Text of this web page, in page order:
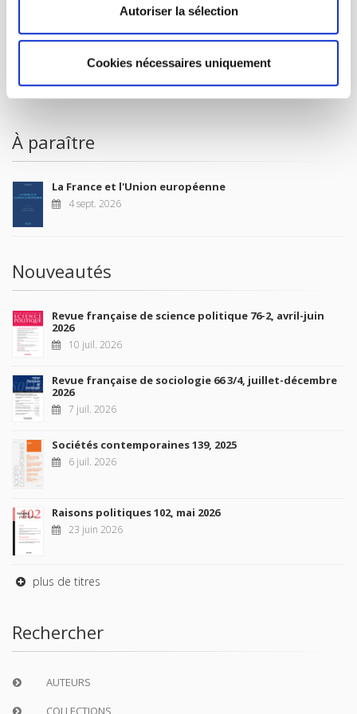
Autoriser la sélection
Cookies nécessaires uniquement
POUR LES LIBRAIRES
CONDITIONS GÉNÉRALES
MON COMPTE
À paraître
La France et l'Union européenne
4 sept. 2026
Nouveautés
Revue française de science politique 76-2, avril-juin
2026
10 juil. 2026
Revue française de sociologie 66 3/4, juillet-décembre
2026
7 juil. 2026
Sociétés contemporaines 139, 2025
6 juil. 2026
Raisons politiques 102, mai 2026
23 juin 2026
plus de titres
Rechercher
AUTEURS
COLLECTIONS